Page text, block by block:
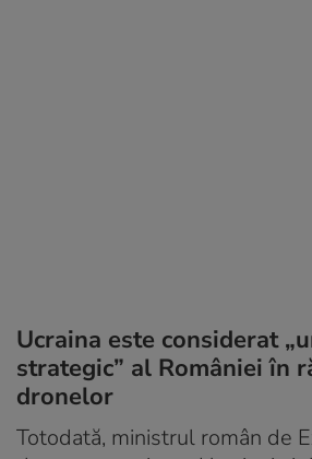
Ucraina este considerat
strategic” al României în
dronelor
Totodată, ministrul român de